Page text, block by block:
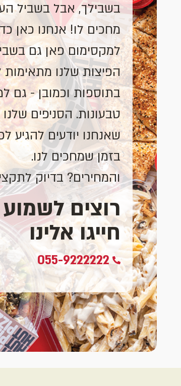
בשבילך, אבל בשביל
מחכים לו! אנחנו כאן
למקסימום פאן גם
הפיצות שלנו מתאימות
בתוספות וכמובן - גם
טבעונות. הסניפים
שאנחנו יודעים להגיע
בזמן שמחכים לנו.
והמחירים? בדיוק
רוצים
חייגו אלינו
055-9222222